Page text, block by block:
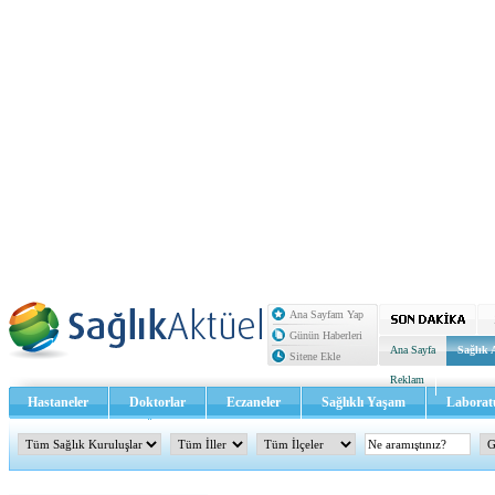
Ana Sayfam Yap
Günün Haberleri
Sitene Ekle
Ana Sayfa Sağlık
Reklam
Hastaneler Doktorlar Eczaneler Sağlıklı Yaşam
Sağlık TV - Video İletişim